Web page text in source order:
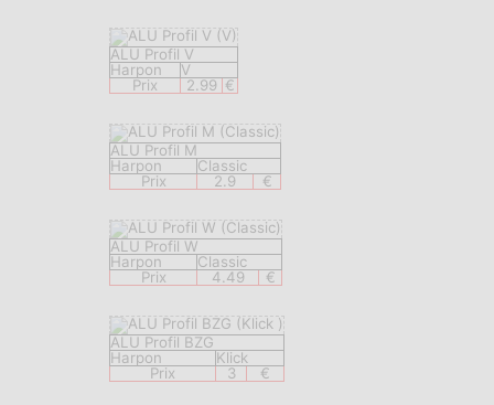
ALU Profil V
Harpon
V
Prix
2.99 €
ALU Profil M
Harpon
Classic
Prix
2.9 €
ALU Profil W
Harpon
Classic
Prix
4.49 €
ALU Profil BZG
Harpon
Klick
Prix
3 €